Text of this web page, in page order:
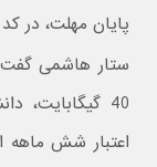
پایان مهلت، در
اعتبار شش ماهه